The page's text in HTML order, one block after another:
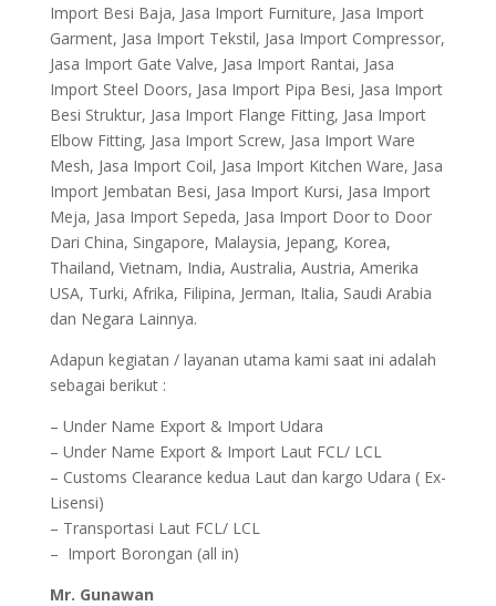
Import Besi Baja, Jasa Import Furniture, Jasa Import
Garment, Jasa Import Tekstil, Jasa Import Compressor,
Jasa Import Gate Valve, Jasa Import Rantai, Jasa
Import Steel Doors, Jasa Import Pipa Besi, Jasa Import
Besi Struktur, Jasa Import Flange Fitting, Jasa Import
Elbow Fitting, Jasa Import Screw, Jasa Import Ware
Mesh, Jasa Import Coil, Jasa Import Kitchen Ware, Jasa
Import Jembatan Besi, Jasa Import Kursi, Jasa Import
Meja, Jasa Import Sepeda, Jasa Import Door to Door
Dari China, Singapore, Malaysia, Jepang, Korea,
Thailand, Vietnam, India, Australia, Austria, Amerika
USA, Turki, Afrika, Filipina, Jerman, Italia, Saudi Arabia
dan Negara Lainnya.
Adapun kegiatan / layanan utama kami saat ini adalah
sebagai berikut :
– Under Name Export & Import Udara
– Under Name Export & Import Laut FCL/ LCL
– Customs Clearance kedua Laut dan kargo Udara ( Ex-
Lisensi)
– Transportasi Laut FCL/ LCL
– Import Borongan (all in)
Mr. Gunawan